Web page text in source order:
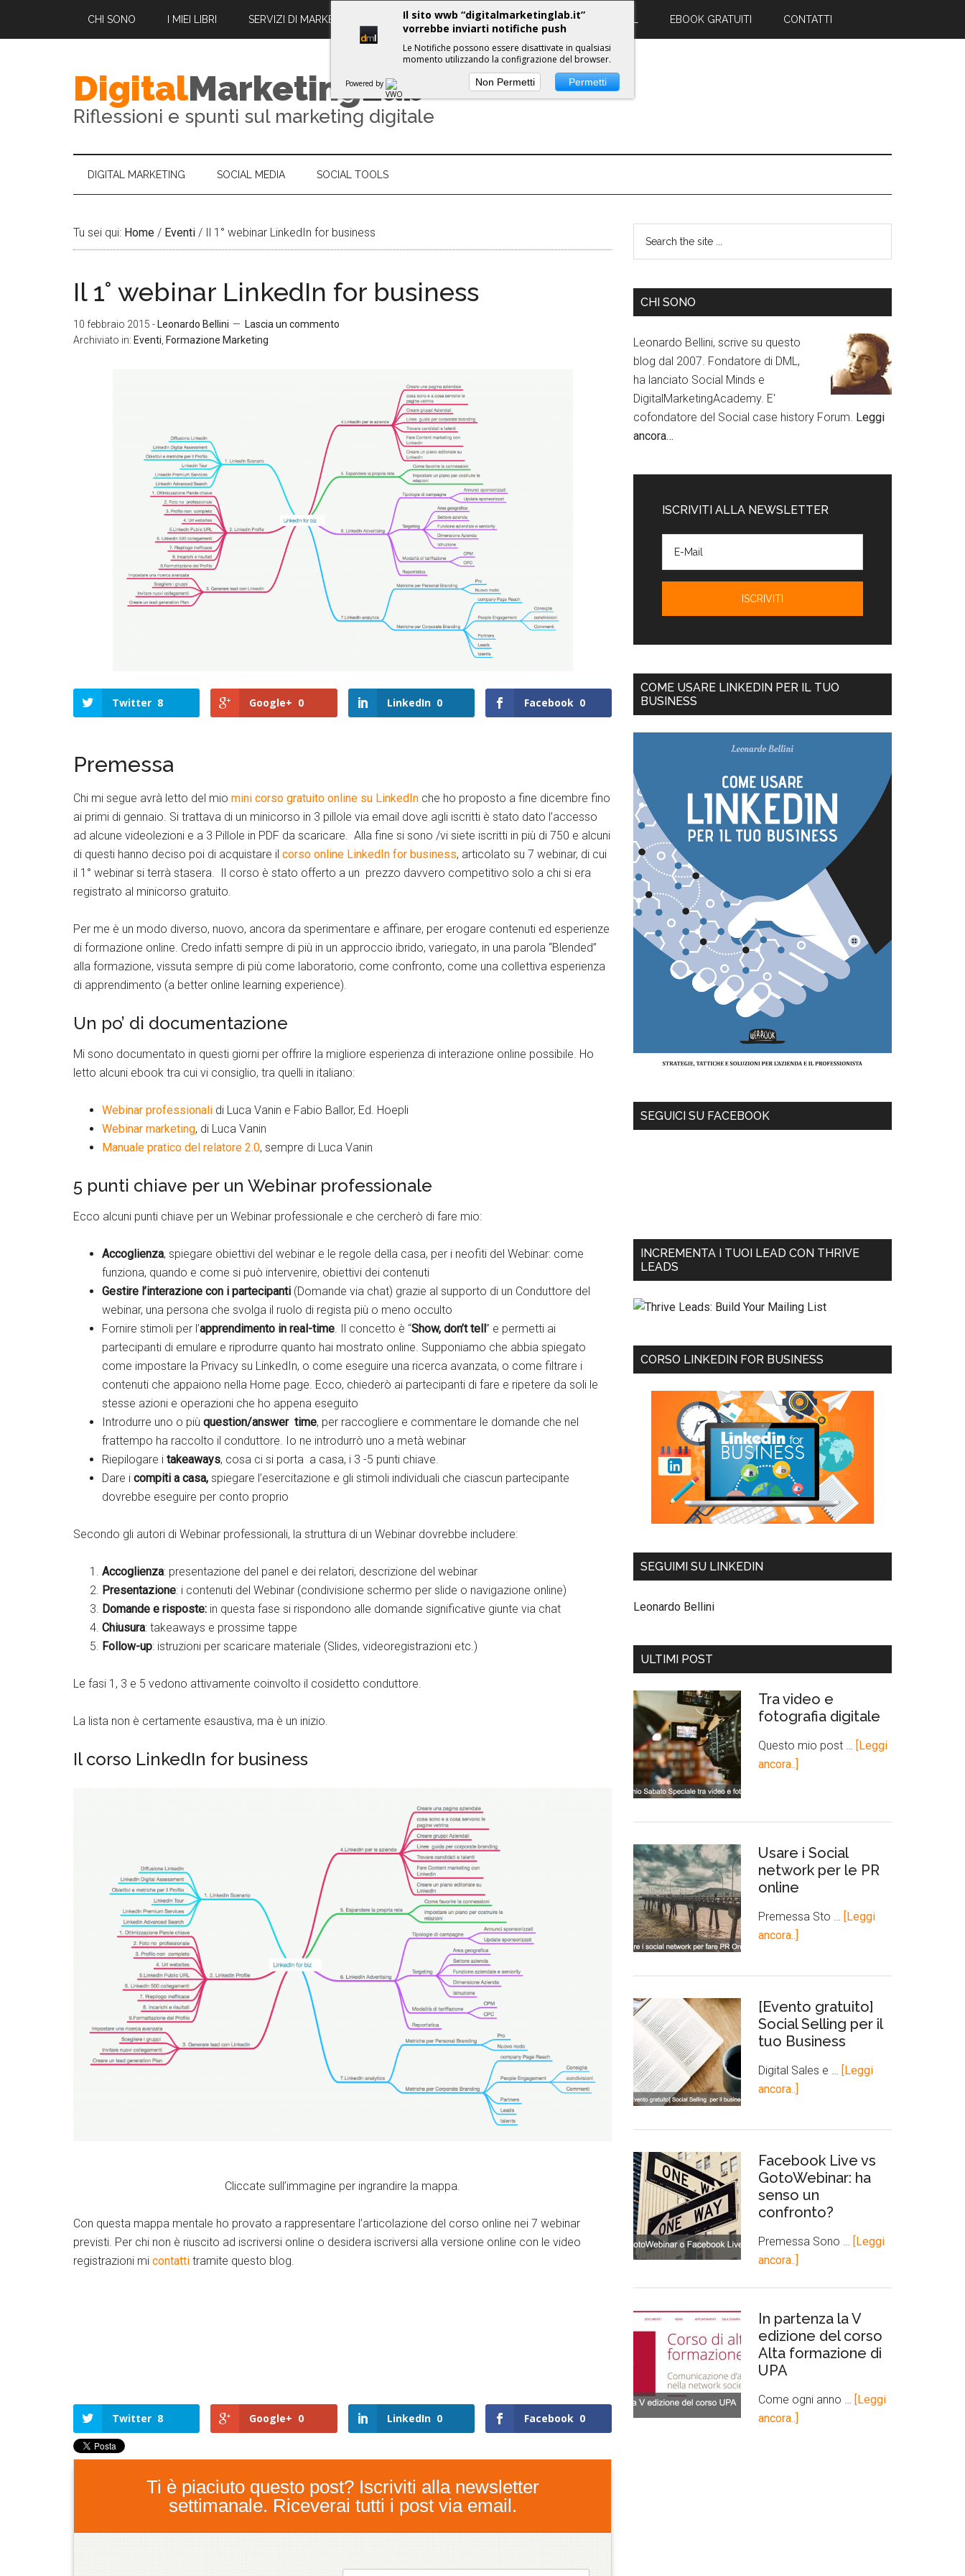
CHI SONO I MIEI LIBRI SERVIZI DI MARKETING DIGITALE PROPULSE WORKSHOPS EBOOK GRATUITI CONTATTI
DigitalMarketingLab
Riflessioni e spunti sul marketing digitale
DIGITAL MARKETING SOCIAL MEDIA SOCIAL TOOLS
Tu sei qui: Home / Eventi / Il 1° webinar LinkedIn for business
Il 1° webinar LinkedIn for business
10 febbraio 2015 - Leonardo Bellini
Lascia un commento
Archiviato in: Eventi Formazione Marketing
Twitter 8 Google+ 0 LinkedIn 0 Facebook 0
Premessa
Chi mi segue avrà letto del mio mini corso gratuito online su LinkedIn che ho proposto a fine dicembre fino
ai primi di gennaio. Si trattava di un minicorso in 3 pillole via email dove agli iscritti è stato dato l’accesso
ad alcune videolezioni e a 3 Pillole in PDF da scaricare. Alla fine si sono /vi siete iscritti in più di 750 e alcuni
di questi hanno deciso poi di acquistare il corso online LinkedIn for business, articolato su 7 webinar, di cui
il 1° webinar si terrà stasera. Il corso è stato offerto a un prezzo davvero competitivo solo a chi si era
registrato al minicorso gratuito.
Per me è un modo diverso, nuovo, ancora da sperimentare e affinare, per erogare contenuti ed esperienze
di formazione online. Credo infatti sempre di più in un approccio ibrido, variegato, in una parola “Blended”
alla formazione, vissuta sempre di più come laboratorio, come confronto, come una collettiva esperienza
di apprendimento (a better online learning experience).
Un po’ di documentazione
Mi sono documentato in questi giorni per offrire la migliore esperienza di interazione online possibile. Ho
letto alcuni ebook tra cui vi consiglio, tra quelli in italiano:
Webinar professionali di Luca Vanin e Fabio Ballor, Ed. Hoepli
Webinar marketing, di Luca Vanin
Manuale pratico del relatore 2.0, sempre di Luca Vanin
5 punti chiave per un Webinar professionale
Ecco alcuni punti chiave per un Webinar professionale e che cercherò di fare mio:
Accoglienza, spiegare obiettivi del webinar e le regole della casa, per i neofiti del Webinar: come
funziona, quando e come si può intervenire, obiettivi dei contenuti
Gestire l’interazione con i partecipanti (Domande via chat) grazie al supporto di un Conduttore del
webinar, una persona che svolga il ruolo di regista più o meno occulto
Fornire stimoli per l’apprendimento in real-time. Il concetto è “Show, don’t tell” e permetti ai
partecipanti di emulare e riprodurre quanto hai mostrato online. Supponiamo che abbia spiegato
come impostare la Privacy su LinkedIn, o come eseguire una ricerca avanzata, o come filtrare i
contenuti che appaiono nella Home page. Ecco, chiederò ai partecipanti di fare e ripetere da soli le
stesse azioni e operazioni che ho appena eseguito
Introdurre uno o più question/answer time, per raccogliere e commentare le domande che nel
frattempo ha raccolto il conduttore. Io ne introdurrò uno a metà webinar
Riepilogare i takeaways, cosa ci si porta a casa, i 3 -5 punti chiave.
Dare i compiti a casa, spiegare l’esercitazione e gli stimoli individuali che ciascun partecipante
dovrebbe eseguire per conto proprio
Secondo gli autori di Webinar professionali, la struttura di un Webinar dovrebbe includere:
Accoglienza: presentazione del panel e dei relatori, descrizione del webinar
Presentazione: i contenuti del Webinar (condivisione schermo per slide o navigazione online)
Domande e risposte: in questa fase si rispondono alle domande significative giunte via chat
Chiusura: takeaways e prossime tappe
Follow-up: istruzioni per scaricare materiale (Slides, videoregistrazioni etc.)
Le fasi 1, 3 e 5 vedono attivamente coinvolto il cosidetto conduttore.
La lista non è certamente esaustiva, ma è un inizio.
Il corso LinkedIn for business
Facebook
Cliccate sull’immagine per ingrandire la mappa.
Con questa mappa mentale ho provato a rappresentare l’articolazione del corso online nei 7 webinar
previsti. Per chi non è riuscito ad iscriversi online o desidera iscriversi alla versione online con le video
registrazioni mi contatti tramite questo blog.
Twitter 8 Google+ 0 LinkedIn 0 Facebook 0
Ti è piaciuto questo post? Iscriviti alla newsletter
settimanale. Riceverai tutti i post via email.
CHI SONO
Leonardo Bellini, scrive su questo
blog dal 2007. Fondatore di DML,
ha lanciato Social Minds e
DigitalMarketingAcademy. E'
cofondatore del Social case history Forum. Leggi
ancora…
ISCRIVITI ALLA NEWSLETTER
COME USARE LINKEDIN PER IL TUO
BUSINESS
SEGUICI SU FACEBOOK
INCREMENTA I TUOI LEAD CON THRIVE
LEADS
CORSO LINKEDIN FOR BUSINESS
SEGUIMI SU LINKEDIN
Leonardo Bellini
ULTIMI POST
Tra video e
fotografia digitale
Questo mio post …
[Leggi
ancora..]
Usare i Social
network per le PR
online
Premessa Sto …
[Leggi
ancora..]
[Evento gratuito]
Social Selling per il
tuo Business
Digital Sales e …
[Leggi
ancora..]
Facebook Live vs
GotoWebinar: ha
senso un
confronto?
Premessa Sono …
[Leggi
ancora..]
In partenza la V
edizione del corso
Alta formazione di
UPA
Come ogni anno …
[Leggi
ancora..]
Il sito wwb “digitalmarketinglab.it”
vorrebbe inviarti notifiche push
Le Notifiche possono essere disattivate in qualsiasi
momento utilizzando la configrazione del browser.
Powered by Non Permetti Permetti